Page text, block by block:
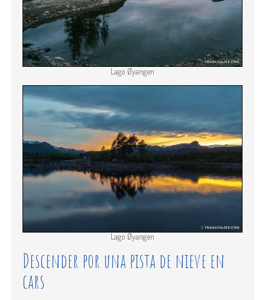
Lago Øyangen
Lago Øyangen
Descender por una pista de nieve en
cars